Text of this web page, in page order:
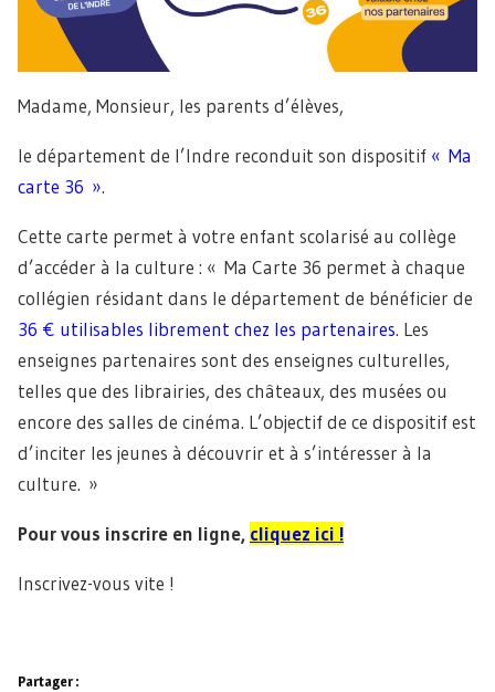
Madame, Monsieur, les parents d’élèves,
le département de l’Indre reconduit son dispositif « Ma
carte 36 ».
Cette carte permet à votre enfant scolarisé au collège
d’accéder à la culture : « Ma Carte 36 permet à chaque
collégien résidant dans le département de bénéficier de
36 € utilisables librement chez les partenaires. Les
enseignes partenaires sont des enseignes culturelles,
telles que des librairies, des châteaux, des musées ou
encore des salles de cinéma. L’objectif de ce dispositif est
d’inciter les jeunes à découvrir et à s’intéresser à la
culture. »
Pour vous inscrire en ligne, cliquez ici !
Inscrivez-vous vite !
Partager :